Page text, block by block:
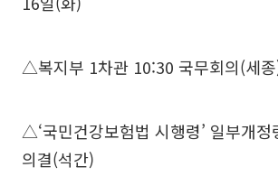
△복지부 1차관 10:30 국무회의(세
△‘국민건강보험법 시행령’ 일부개정
의결(석간)